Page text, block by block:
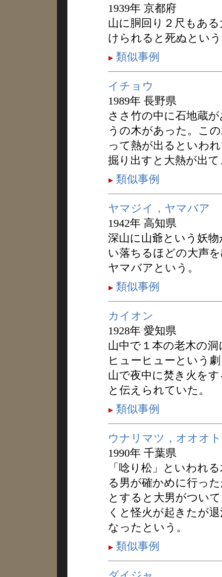
1939年 京都府
山に胴回り２尺もあ
けられると死ぬとい
類似事例
イチョウ
1989年 長野県
ささ竹の中に石地蔵
うの木があった。こ
って熱が出るといわ
掘り出すと大熱が出
類似事例
ヤマジイ，ヤマバア
1942年 高知県
深山に山爺という妖
い落ちるほどの大声
ヤマバアという。
類似事例
カイオン
1928年 愛知県
山中で１本の老木の
ヒューヒューという
山で夜中に焚き火を
と伝えられていた。
類似事例
ウナリマツ，オオオ
1990年 千葉県
「唸り松」といわれ
る男が確かめに行っ
とすると大男がつい
くと怪火が起きたが
なったという。
類似事例